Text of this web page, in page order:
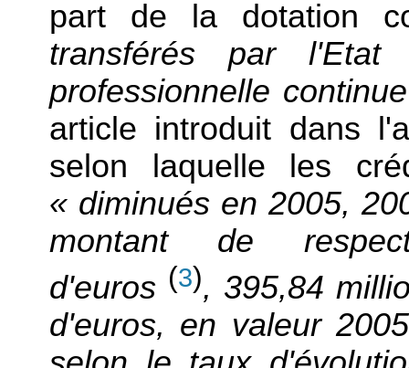
part de la dotation
transférés par
professionnelle
article introduit dans
selon laquelle les
« diminués en 2005,
montant de
d'euros (3), 395,84
d'euros, en valeur